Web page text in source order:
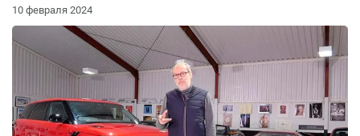
10 февраля 2024